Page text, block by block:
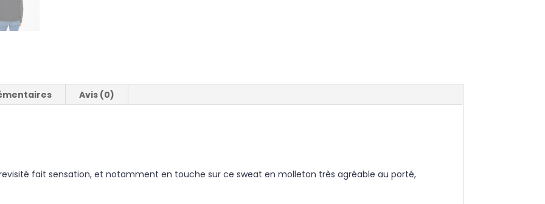
Avis (0)
fait sensation, et notamment en touche sur ce sweat en molleton très agréable au porté,